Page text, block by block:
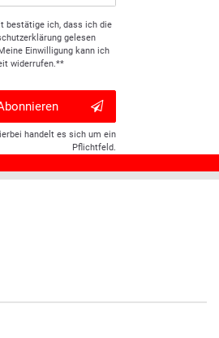
bestätige ich, dass ich die
gelesen
Einwilligung kann ich
widerrufen.**
handelt es sich um ein
Pflichtfeld.